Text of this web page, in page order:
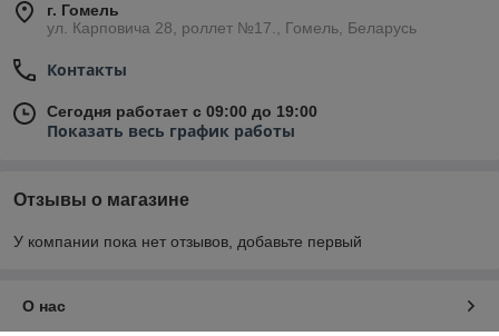
г. Гомель
ул. Карповича 28, роллет №17., Гомель, Беларусь
Контакты
Сегодня работает с 09:00 до 19:00
Показать весь график работы
Отзывы о магазине
У компании пока нет отзывов, добавьте первый
О нас